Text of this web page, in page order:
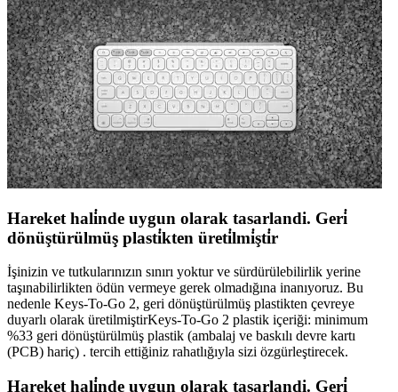
Hareket hali̇nde uygun olarak tasarlandi. Geri̇
dönüştürülmüş plasti̇kten üreti̇lmi̇şti̇r
İşinizin ve tutkularınızın sınırı yoktur ve sürdürülebilirlik yerine
taşınabilirlikten ödün vermeye gerek olmadığına inanıyoruz. Bu
nedenle Keys-To-Go 2, geri dönüştürülmüş plastikten çevreye
duyarlı olarak üretilmiştirKeys-To-Go 2 plastik içeriği: minimum
%33 geri dönüştürülmüş plastik (ambalaj ve baskılı devre kartı
(PCB) hariç) . tercih ettiğiniz rahatlığıyla sizi özgürleştirecek.
Hareket hali̇nde uygun olarak tasarlandi. Geri̇